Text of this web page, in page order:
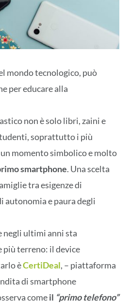
mondo tecnologico, può
per educare alla
non è solo libri, zaini e
soprattutto i più
momento simbolico e molto
smartphone. Una scelta
tra esigenze di
autonomia e paura degli
negli ultimi anni sta
più terreno: il device
èCertiDeal, – piattaforma
di smartphone
comeil “primo telefono”